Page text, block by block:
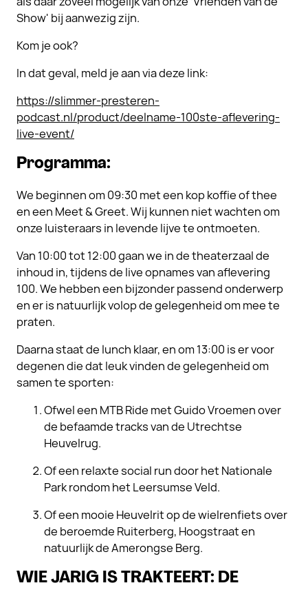
Show' bij aanwezig zijn.
Kom je ook?
In dat geval, meld jeaan via deze link:
https://slimmer-presteren-
podcast.nl/product/deelname-100ste-aflevering-
live-event/
Programma:
We beginnen om 09:30 met een kop koffie of thee
en een Meet & Greet. Wij kunnen niet wachten om
onze luisteraars in levende lijve te ontmoeten.
Van 10:00 tot 12:00 gaan we in de theaterzaal de
inhoud in, tijdens de live opnames van aflevering
100. We hebben een bijzonder passend onderwerp
en er is natuurlijk volop de gelegenheid om mee te
praten.
Daarna staat de lunch klaar, en om 13:00 is er voor
degenen die dat leuk vinden de gelegenheid om
samen te sporten:
Ofwel een MTB Ride met Guido Vroemen over
de befaamde tracks van de Utrechtse
Heuvelrug.
Of een relaxte social run door het Nationale
Park rondom het Leersumse Veld.
Of een mooie Heuvelrit op de wielrenfiets over
de beroemde Ruiterberg, Hoogstraat en
natuurlijk de Amerongse Berg.
WIE JARIG IS TRAKTEERT: DE